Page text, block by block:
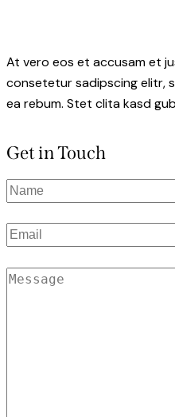
At vero eos et accusam et
consetetur sadipscing elitr,
ea rebum. Stet clita kasd
Get in Touch